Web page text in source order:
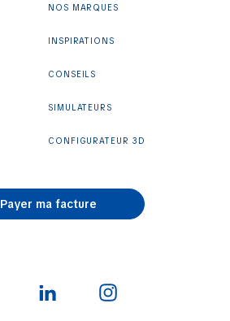
NOS MARQUES
INSPIRATIONS
CONSEILS
SIMULATEURS
CONFIGURATEUR 3D
Payer ma facture